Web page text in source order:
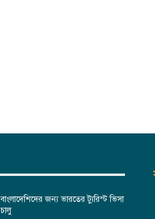
বাংলাদেশিদের জন্য ভারতের ট্যুরিস্ট ভিসা
চালু